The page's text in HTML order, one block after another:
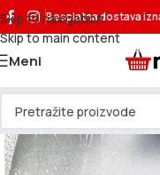
Skip to navigation
Skip to main content
Besplatna dostava
Meni